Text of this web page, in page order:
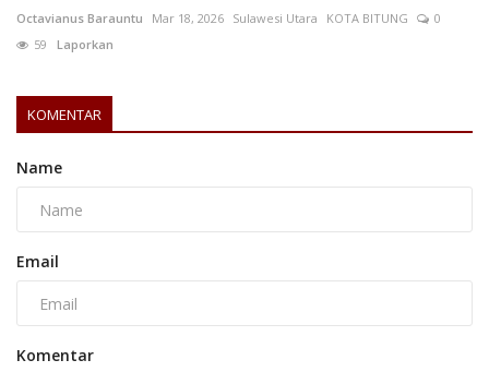
Octavianus Barauntu Mar 18, 2026 Sulawesi Utara KOTA BITUNG
0
59 Laporkan
KOMENTAR
Name
Email
Komentar